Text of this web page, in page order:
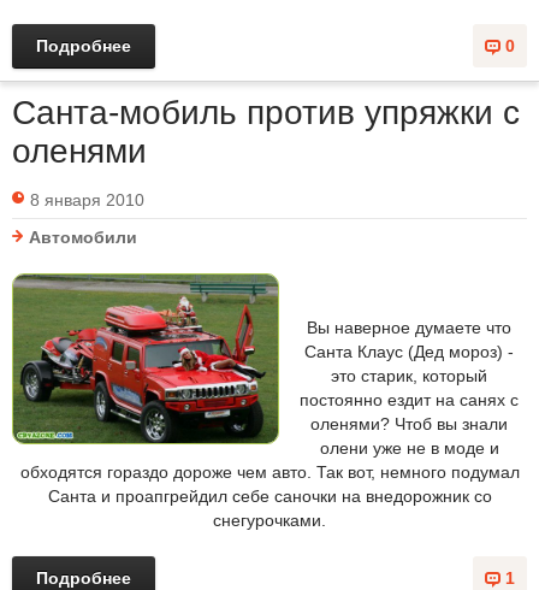
0
Подробнее
Санта-мобиль против упряжки с
оленями
8 января 2010
Автомобили
Вы наверное думаете что
Санта Клаус (Дед мороз) -
это старик, который
постоянно ездит на санях с
оленями? Чтоб вы знали
олени уже не в моде и
обходятся гораздо дороже чем авто. Так вот, немного подумал
Санта и проапгрейдил себе саночки на внедорожник со
снегурочками.
1
Подробнее